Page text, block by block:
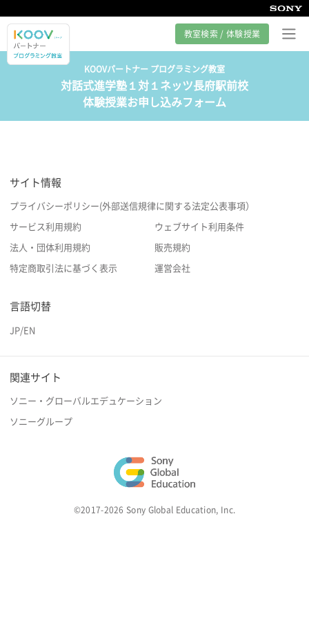
教室検索 / 体験授業
プログラミング教室とは
カリキュラム紹介
サポート
KOOVパートナー プログラミング教室
対話式進学塾１対１ネッツ長府駅前校
体験授業お申し込みフォーム
サイト情報
プライバシーポリシー(外部送信規律に関する法定公表事項）
サービス利用規約 ウェブサイト利用条件
法人・団体利用規約 販売規約
特定商取引法に基づく表示 運営会社
言語切替
JP/EN
関連サイト
ソニー・グローバルエデュケーション
ソニーグループ
©2017-2026 Sony Global Education, Inc.